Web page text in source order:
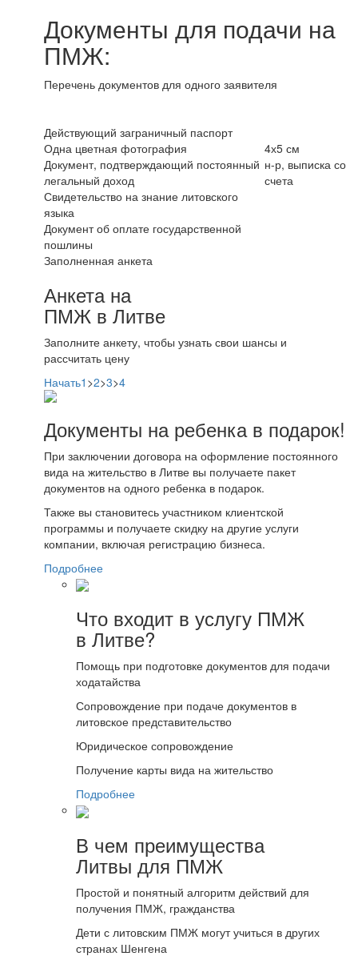
Документы для подачи на
ПМЖ:
Перечень документов для одного заявителя
Действующий заграничный паспорт
Одна цветная фотография
4х5 см
Документ, подтверждающий постоянный
легальный доход
н-р, выписка со
счета
Свидетельство на знание литовского
языка
Документ об оплате государственной
пошлины
Заполненная анкета
Анкета на
ПМЖ в Литве
Заполните анкету, чтобы узнать свои шансы и
рассчитать цену
Начать1 >2>3>4
Документы на ребенка в подарок!
При заключении договора на оформление постоянного
вида на жительство в Литве вы получаете пакет
документов на одного ребенка в подарок.
Также вы становитесь участником клиентской
программы и получаете скидку на другие услуги
компании, включая регистрацию бизнеса.
Подробнее
Что входит в услугу ПМЖ
в Литве?
Помощь при подготовке документов для подачи
ходатайства
Сопровождение при подаче документов в
литовское представительство
Юридическое сопровождение
Получение карты вида на жительство
Подробнее
В чем преимущества
Литвы для ПМЖ
Простой и понятный алгоритм действий для
получения ПМЖ, гражданства
Дети с литовским ПМЖ могут учиться в других
странах Шенгена